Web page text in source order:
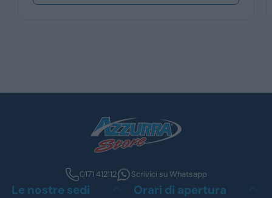
0171 412112 Scrivici su Whatsapp
Le nostre sedi
Orari di apertura